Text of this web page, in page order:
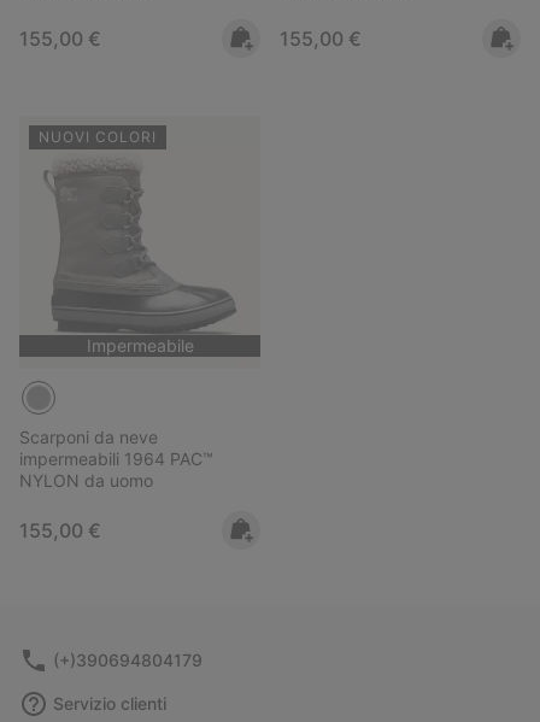
Regular price:
155,00 € Regular price:
155,00 €
NUOVI COLORI
Impermeabile
Scarponi da neve
impermeabili 1964 PAC™
NYLON da uomo
Regular price:
155,00 €
(+)390694804179
Servizio clienti